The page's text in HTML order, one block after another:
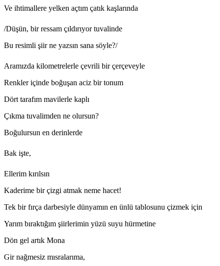
Ve ihtimallere yelken açtım çatık kaşlarında
/Düşün, bir ressam çıldırıyor tuvalinde
Bu resimli şiir ne yazsın sana söyle?/
Aramızda kilometrelerle çevrili bir çerçeveyle
Renkler içinde boğuşan aciz bir tonum
Dört tarafım mavilerle kaplı
Çıkma tuvalimden ne olursun?
Boğulursun en derinlerde
Bak işte,
Ellerim kırılsın
Kaderime bir çizgi atmak neme hacet!
Tek bir fırça darbesiyle dünyamın en ünlü tablosunu çizmek için
Yarım bıraktığım şiirlerimin yüzü suyu hürmetine
Dön gel artık Mona
Gir nağmesiz mısralarıma,